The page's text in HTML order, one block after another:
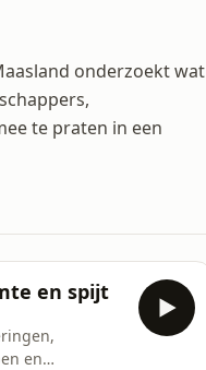
onderzoekt wat
te praten in een
en spijt
en